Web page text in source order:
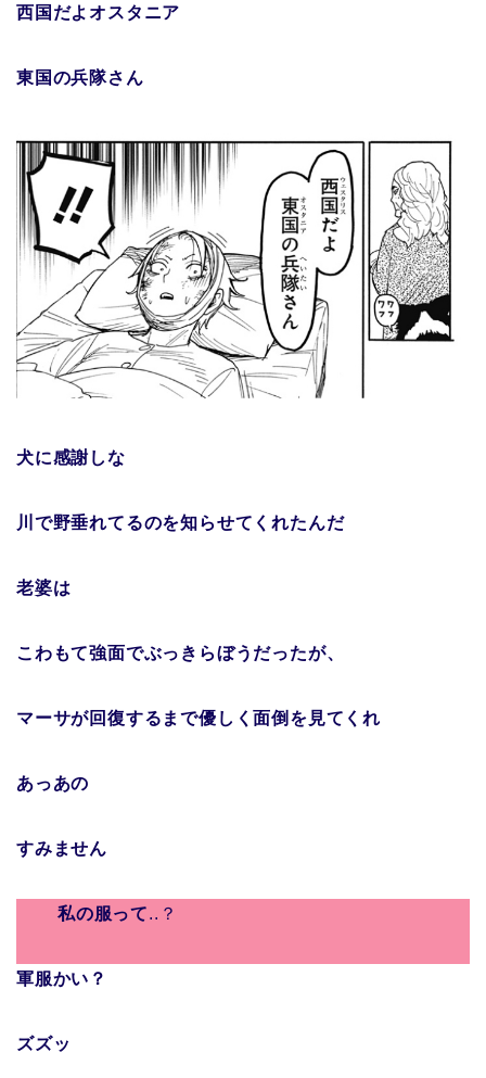
西国だよオスタニア
東国の兵隊さん
犬に感謝しな
川で野垂れてるのを知らせてくれたんだ
老婆は
こわもて強面でぶっきらぼうだったが、
マーサが回復するまで優しく面倒を見てくれ
あっあの
すみません
私の服って..？
軍服かい？
ズズッ